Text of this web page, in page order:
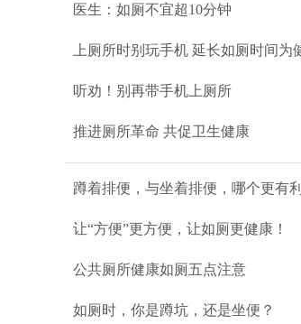
医生：如厕不宜超10分钟
上厕所时别玩手机 延长如厕时间为
听劝！别再带手机上厕所
推进厕所革命 共促卫生健康
蹲着排便，与坐着排便，哪个更有
让“方便”更方便，让如厕更健康！
公共厕所健康如厕五点注意
如厕时，你是蹲坑，还是坐便？